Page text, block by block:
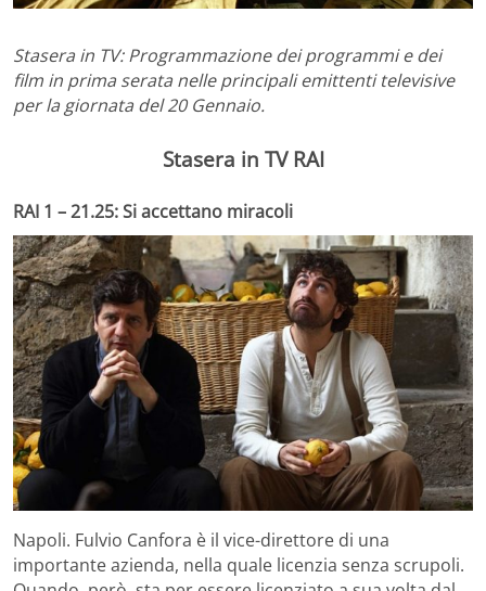
Stasera in TV: Programmazione dei programmi e dei
film in prima serata nelle principali emittenti televisive
per la giornata del 20 Gennaio.
Stasera in TV RAI
RAI 1 – 21.25: Si accettano miracoli
Napoli. Fulvio Canfora è il vice-direttore di una
importante azienda, nella quale licenzia senza scrupoli.